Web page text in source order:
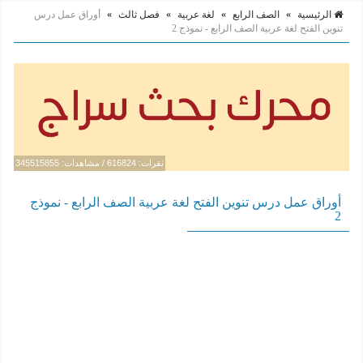
الرئيسية » الصف الرابع » لغة عربية » فصل ثالث »
أوراق عمل درس
تنوين الفتح لغة عربية الصف الرابع - نموذج 2
نقرات: 616824 / مشاهدات: 345515855
أوراق عمل درس تنوين الفتح لغة عربية الصف الرابع - نموذج
2